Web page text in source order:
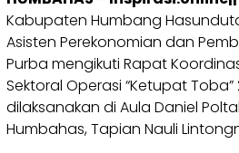
Kabupaten Humbang
Asisten Perekonomian dan
Purba mengikuti Rapat
Sektoral Operasi “Ketupat
dilaksanakan di Aula Daniel
Humbahas, Tapian Nauli